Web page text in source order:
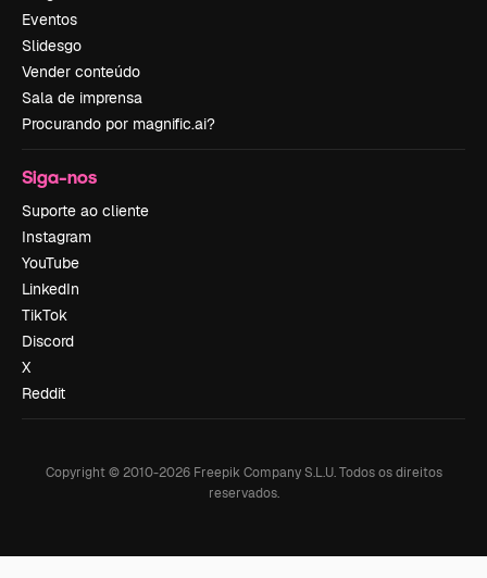
Eventos
Slidesgo
Vender conteúdo
Sala de imprensa
Procurando por magnific.ai?
Siga-nos
Suporte ao cliente
Instagram
YouTube
LinkedIn
TikTok
Discord
X
Reddit
Copyright © 2010-2026Freepik Company S.L.U. Todos os direitos
reservados.